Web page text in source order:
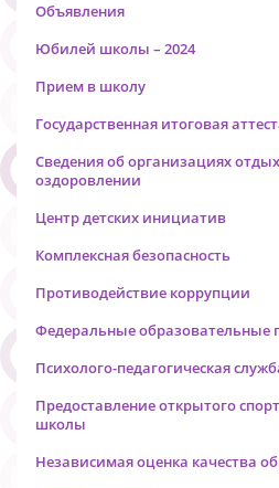
Объявления
Юбилей школы – 2024
Прием в школу
Государственная итоговая
Сведения об организациях
оздоровлении
Центр детских инициатив
Комплексная безопасность
Противодействие коррупции
Федеральные образовательные
Психолого-педагогическая
Предоставление открытого
школы
Независимая оценка качества